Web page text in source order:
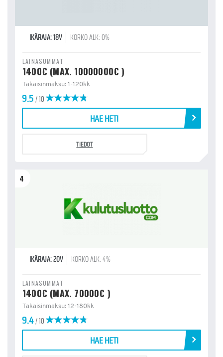
IKÄRAJA: 18V KORKO ALK: 0%
LAINASUMMAT
1400€ (MAX. 10000000€ )
Takaisinmaksu: 1-120kk
9.5/ 10
HAE HETI
TIEDOT
4
IKÄRAJA: 20V KORKO ALK: 4%
LAINASUMMAT
1400€ (MAX. 70000€ )
Takaisinmaksu: 12-180kk
9.4/ 10
HAE HETI